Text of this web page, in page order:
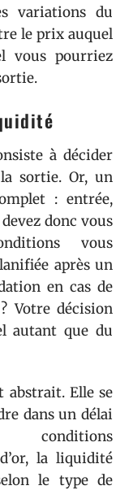
variations du
le prix auquel
vous pourriez
à décider
sortie. Or, un
: entrée,
donc vous
vous
après un
en cas de
Votre décision
autant que du
abstrait. Elle se
dans un délai
conditions
la liquidité
le type de